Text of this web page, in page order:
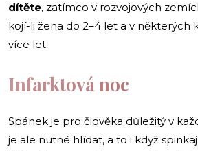
dítěte, zatímco v rozvojových
kojí-li žena do 2–4 let a v některých
více let.
Infarktová noc
Spánek je pro člověka důležitý v
je ale nutné hlídat, a to i když